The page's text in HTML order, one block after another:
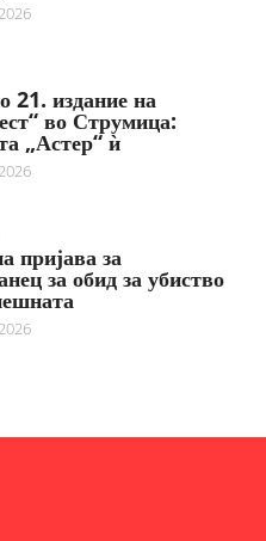
21. издание на
во Струмица:
„Астер“ ѝ
пријава за
за обид за убиство